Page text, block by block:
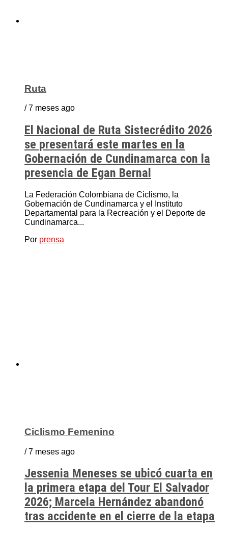
Ruta
/ 7 meses ago
El Nacional de Ruta Sistecrédito 2026
se presentará este martes en la
Gobernación de Cundinamarca con la
presencia de Egan Bernal
La Federación Colombiana de Ciclismo, la
Gobernación de Cundinamarca y el Instituto
Departamental para la Recreación y el Deporte de
Cundinamarca...
Por prensa
Ciclismo Femenino
/ 7 meses ago
Jessenia Meneses se ubicó cuarta en
la primera etapa del Tour El Salvador
2026; Marcela Hernández abandonó
tras accidente en el cierre de la etapa